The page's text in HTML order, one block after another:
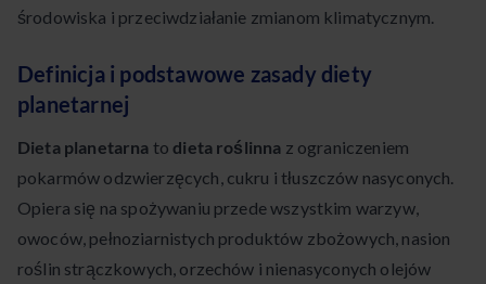
środowiska i przeciwdziałanie zmianom klimatycznym.
Definicja i podstawowe zasady diety
planetarnej
Dieta planetarna to dieta roślinna z ograniczeniem
pokarmów odzwierzęcych, cukru i tłuszczów nasyconych.
Opiera się na spożywaniu przede wszystkim warzyw,
owoców, pełnoziarnistych produktów zbożowych, nasion
roślin strączkowych, orzechów i nienasyconych olejów